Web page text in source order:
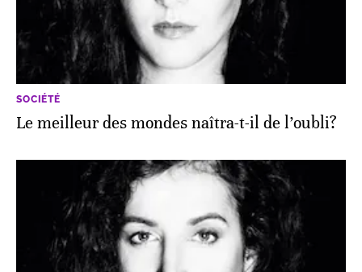
SOCIÉTÉ
Le meilleur des mondes naîtra-t-il de l’oubli?